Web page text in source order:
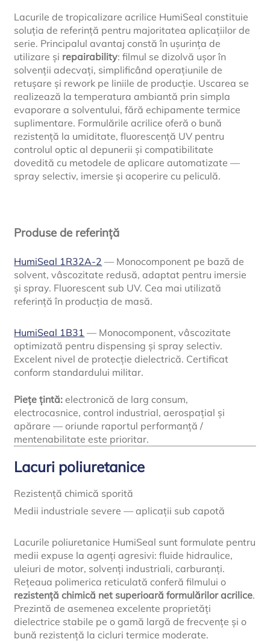
Lacurile de tropicalizare acrilice HumiSeal constituie
soluția de referință pentru majoritatea aplicațiilor de
serie. Principalul avantaj constă în ușurința de
utilizare și repairability: filmul se dizolvă ușor în
solvenții adecvați, simplificând operațiunile de
retușare și rework pe liniile de producție. Uscarea se
realizează la temperatura ambiantă prin simpla
evaporare a solventului, fără echipamente termice
suplimentare. Formulările acrilice oferă o bună
rezistență la umiditate, fluorescență UV pentru
controlul optic al depunerii și compatibilitate
dovedită cu metodele de aplicare automatizate —
spray selectiv, imersie și acoperire cu peliculă.
Produse de referință
HumiSeal 1R32A-2 — Monocomponent pe bază de
solvent, vâscozitate redusă, adaptat pentru imersie
și spray. Fluorescent sub UV. Cea mai utilizată
referință în producția de masă.
HumiSeal 1B31 — Monocomponent, vâscozitate
optimizată pentru dispensing și spray selectiv.
Excelent nivel de protecție dielectrică. Certificat
conform standardului militar.
Piețe țintă: electronică de larg consum,
electrocasnice, control industrial, aerospațial și
apărare — oriunde raportul performanță /
mentenabilitate este prioritar.
Lacuri poliuretanice
Rezistență chimică sporită
Medii industriale severe — aplicații sub capotă
Lacurile poliuretanice HumiSeal sunt formulate pentru
medii expuse la agenți agresivi: fluide hidraulice,
uleiuri de motor, solvenți industriali, carburanți.
Rețeaua polimerica reticulată conferă filmului o
rezistență chimică net superioară formulărilor acrilice.
Prezintă de asemenea excelente proprietăți
dielectrice stabile pe o gamă largă de frecvențe și o
bună rezistență la cicluri termice moderate.